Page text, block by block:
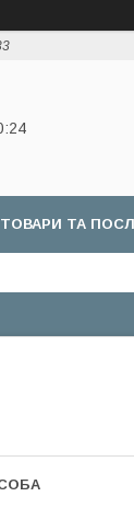
ТОВАРИ ТА